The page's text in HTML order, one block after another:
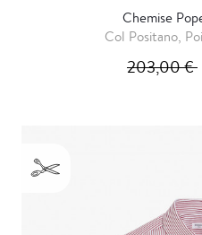
Chemise
Col Positano,
203,00 €